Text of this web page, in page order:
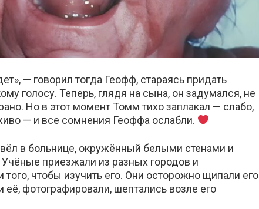
— говорил тогда Геофф, стараясь придать
голосу. Теперь, глядя на сына, он задумался, не
Но в этот момент Томм тихо заплакал — слабо,
— и все сомнения Геоффа ослабли.
в больнице, окружённый белыми стенами и
приезжали из разных городов и
того, чтобы изучить его. Они осторожно щипали его
фотографировали, шептались возле его